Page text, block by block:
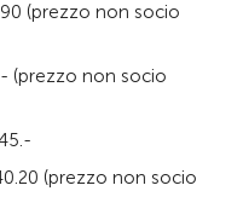
(prezzo non socio
(prezzo non socio
(prezzo non socio